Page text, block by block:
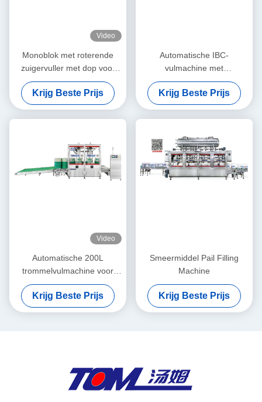
Video
Monoblok met roterende
zuigervuller met dop voor
smeerolie, smeerolie,
motorolie, koelvloeistof,
remvloeistof, enz.
Krijg Beste Prijs
Automatische IBC-
vulmachine met
smeermiddeltrommel
Krijg Beste Prijs
Video
Automatische 200L
trommelvulmachine voor
smeermiddelen, smeerolie,
olie
Krijg Beste Prijs
Smeermiddel Pail Filling
Machine
Krijg Beste Prijs